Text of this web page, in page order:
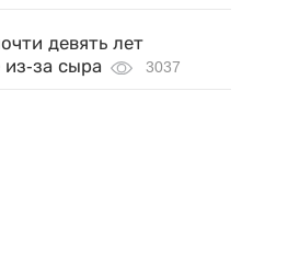
девять лет
за сыра
3037